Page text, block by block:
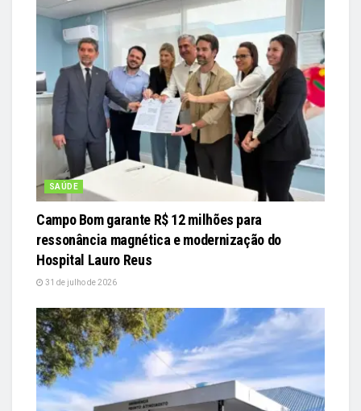
SAÚDE
Campo Bom garante R$ 12 milhões para
ressonância magnética e modernização do
Hospital Lauro Reus
31 de julho de 2026